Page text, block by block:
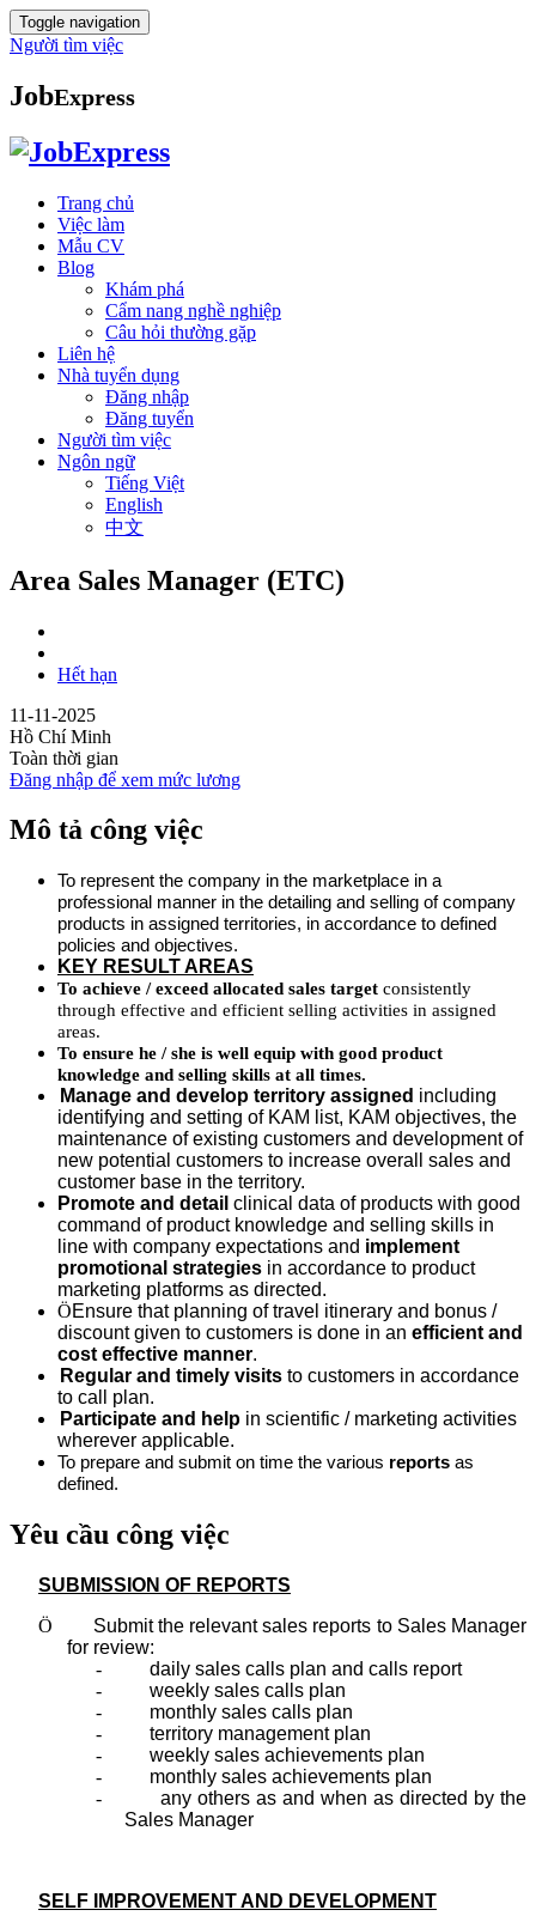
Toggle navigation
Người tìm việc
JobExpress
Trang chủ
Việc làm
Mẫu CV
Blog
Khám phá
Cẩm nang nghề nghiệp
Câu hỏi thường gặp
Liên hệ
Nhà tuyển dụng
Đăng nhập
Đăng tuyển
Người tìm việc
Ngôn ngữ
Tiếng Việt
English
中文
Area Sales Manager (ETC)
Hết hạn
11-11-2025
Hồ Chí Minh
Toàn thời gian
Đăng nhập để xem mức lương
Mô tả công việc
To represent the company in the marketplace in a
professional manner in the detailing and selling of company
products in assigned territories, in accordance to defined
policies and objectives.
KEY RESULT AREAS
To achieve / exceed allocated sales target consistently
through effective and efficient selling activities in assigned
areas.
To ensure he / she is well equip with good product
knowledge and selling skills at all times.
Manage and develop territory assigned including
identifying and setting of KAM list, KAM objectives, the
maintenance of existing customers and development of
new potential customers to increase overall sales and
customer base in the territory.
Promote and detail clinical data of products with good
command of product knowledge and selling skills in
line with company expectations and implement
promotional strategies in accordance to product
marketing platforms as directed.
ÖEnsure that planning of travel itinerary and bonus /
discount given to customers is done in an efficient and
cost effective manner.
Regular and timely visits to customers in accordance
to call plan.
Participate and help in scientific / marketing activities
wherever applicable.
To prepare and submit on time the various reports as
defined.
Yêu cầu công việc
SUBMISSION OF REPORTS
Ö
Submit the relevant sales reports to Sales Manager
for review:
-
daily sales calls plan and calls report
-
weekly sales calls plan
-
monthly sales calls plan
-
territory management plan
-
weekly sales achievements plan
-
monthly sales achievements plan
-
any others as and when as directed by the
Sales Manager
SELF IMPROVEMENT AND DEVELOPMENT